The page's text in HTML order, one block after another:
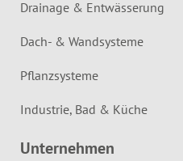
Drainage & Entwässerung
Dach- & Wandsysteme
Pflanzsysteme
Industrie, Bad & Küche
Unternehmen